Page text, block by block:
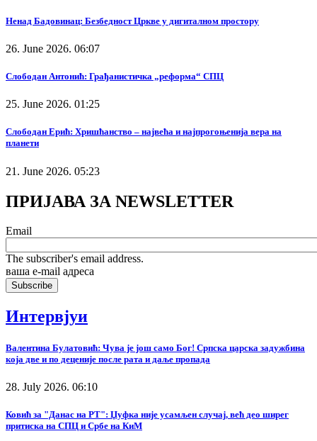
Ненад Бадовинац: Безбедност Цркве у дигиталном простору
26. June 2026. 06:07
Слободан Антонић: Грађанистичка „реформа“ СПЦ
25. June 2026. 01:25
Слободан Ерић: Хришћанство – највећа и најпрогоњенија вера на
планети
21. June 2026. 05:23
ПРИЈАВА ЗА NEWSLETTER
Email
The subscriber's email address.
ваша е-mail адреса
Интервјуи
Валентина Булатовић: Чува је још само Бог! Српска царска задужбина
која две и по деценије после рата и даље пропада
28. July 2026. 06:10
Ковић за "Данас на РТ": Џуфка није усамљен случај, већ део ширег
притиска на СПЦ и Србе на КиМ